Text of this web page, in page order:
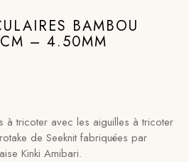
BAMBOU
– 4.50MM
à tricoter avec les aiguilles à tricoter
de Seeknit fabriquées par
Kinki Amibari.